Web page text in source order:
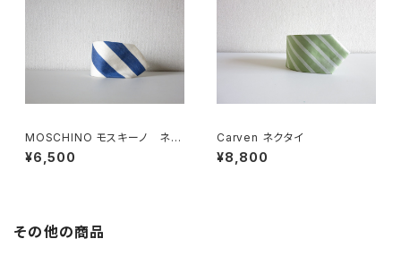
MOSCHINO モスキーノ ネク
タイ
¥6,500
Carven ネクタイ
¥8,800
その他の商品